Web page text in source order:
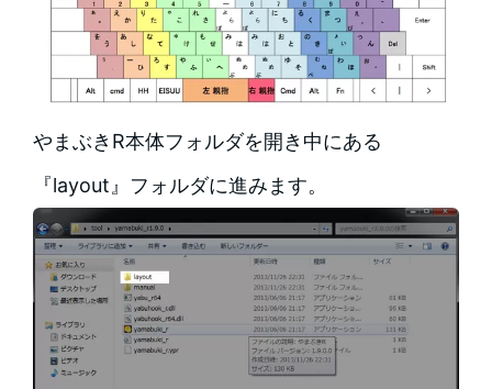
やまぶきR本体フォルダを開き中にある
『layout』フォルダに進みます。